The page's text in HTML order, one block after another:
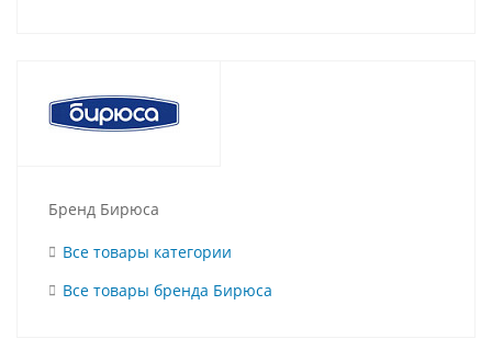
Бренд Бирюса
Все товары категории
Все товары бренда Бирюса